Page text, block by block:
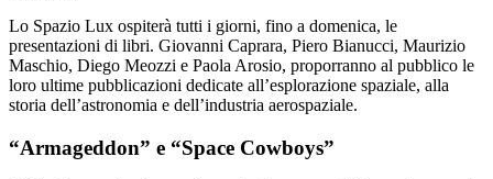
Lo Spazio Lux ospiterà tutti i giorni, fino a domenica, le
presentazioni di libri. Giovanni Caprara, Piero Bianucci, Maurizio
Maschio, Diego Meozzi e Paola Arosio, proporranno al pubblico le
loro ultime pubblicazioni dedicate all’esplorazione spaziale, alla
storia dell’astronomia e dell’industria aerospaziale.
“Armageddon” e “Space Cowboys”